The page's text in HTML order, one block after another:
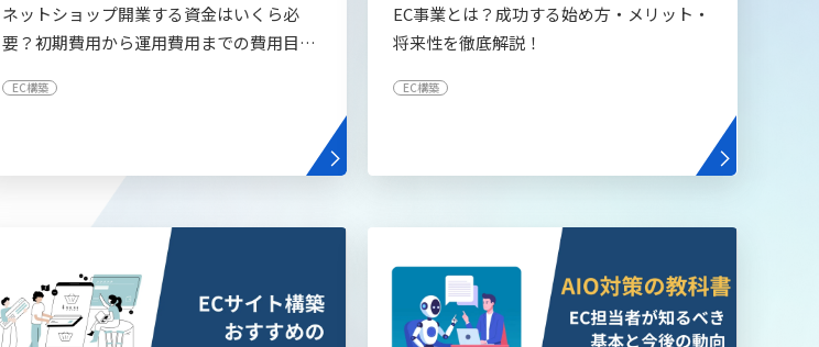
ネットショップ開業する資金はいくら必
要？初期費用から運用費用までの費用目安
EC構築
EC事業とは？成功する始め方・メリット・
将来性を徹底解説！
EC構築